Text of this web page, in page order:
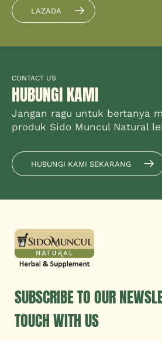
LAZADA
CONTACT US
HUBUNGI KAMI
Jangan ragu untuk bertanya
produk Sido Muncul Natural
HUBUNGI KAMI SEKARANG
SUBSCRIBE TO OUR
TOUCH WITH US